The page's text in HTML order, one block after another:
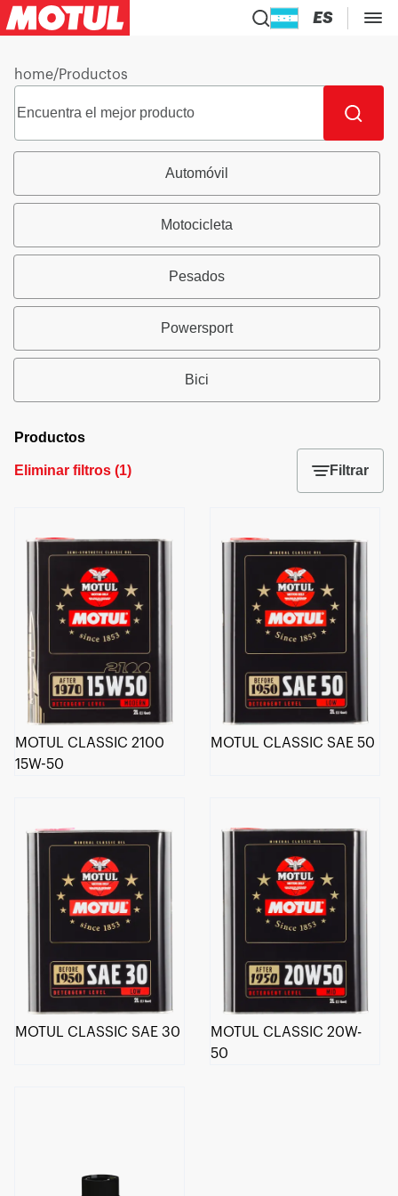
ES
home/Productos
Automóvil
Motocicleta
Pesados
Powersport
Bici
Productos
Eliminar filtros (1) Filtrar
MOTUL CLASSIC 2100
15W-50
MOTUL CLASSIC SAE 50
MOTUL CLASSIC SAE 30
MOTUL CLASSIC 20W-
50